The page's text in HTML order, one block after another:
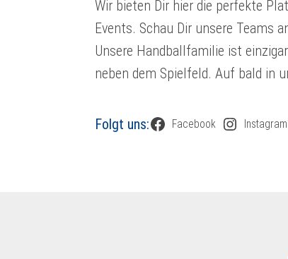
Wir bieten Dir hier die perfekte
Events. Schau Dir unsere Teams
Unsere Handballfamilie ist
neben dem Spielfeld. Auf bald in
Folgt uns: Facebook Instagram